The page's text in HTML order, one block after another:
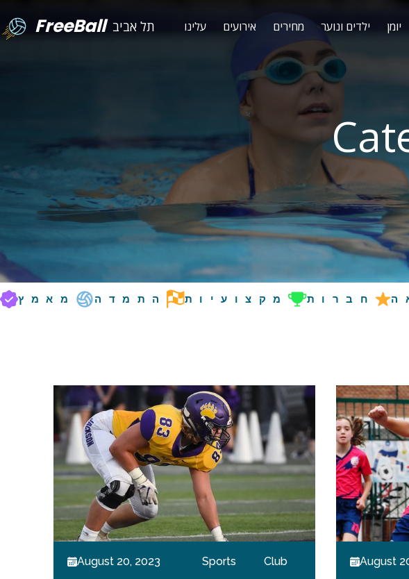
FreeBall תל אביב עלינו אירועים מחירים ילדים ונוער יומן
מאמץ התמדה מקצועיות חברות
August 20, 2023 Sports Club August